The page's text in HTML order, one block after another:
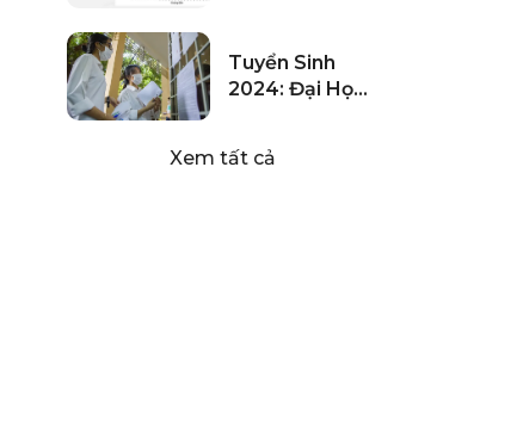
Tuyển Sinh
2024: Đại Học
Lược” Thu Hút
Xem tất cả